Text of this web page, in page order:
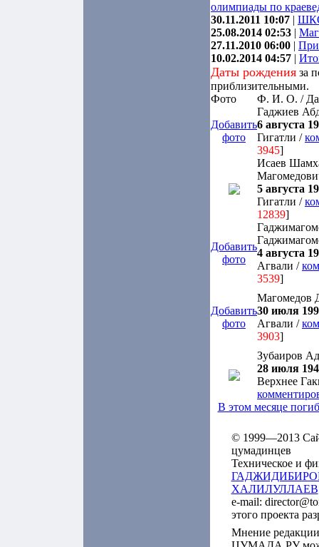
олимпиады по
30.11.2011 10:07 |
25.08.2014 02:53 |
27.11.2010 06:00 |
10.02.2014 04:57 |
Даты рождения за
приблизительными.
Фото
Ф. И. О. /
Добавить
фото
Гаджиев
6 августа
Гигатли /
3945]
Исаев
5 августа
Гигатли /
12839]
Добавить
фото
4 августа
Агвали /
3539]
Добавить
фото
Магомедов
30 июля
Агвали /
3903]
Зубаиров
28 июля
Верхнее
В этом месяце
© 1999—2013
цумадинцев
Техническое и
ХАЛИЛУЛЛАЕВ
e-mail:
этого проекта
Мнение